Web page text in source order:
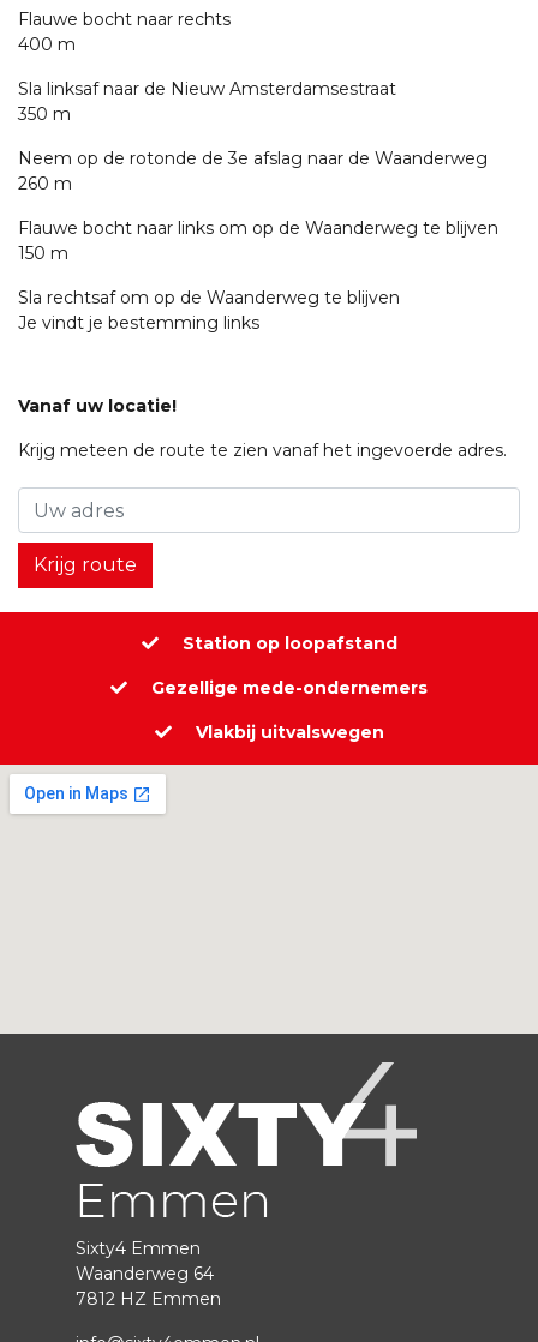
Flauwe bocht naar rechts
400 m
Sla linksaf naar de Nieuw Amsterdamsestraat
350 m
Neem op de rotonde de 3e afslag naar de Waanderweg
260 m
Flauwe bocht naar links om op de Waanderweg te blijven
150 m
Sla rechtsaf om op de Waanderweg te blijven
Je vindt je bestemming links
Vanaf uw locatie!
Krijg meteen de route te zien vanaf het ingevoerde adres.
Station op loopafstand
Gezellige mede-ondernemers
Vlakbij uitvalswegen
Sixty4 Emmen
Waanderweg 64
7812 HZ Emmen